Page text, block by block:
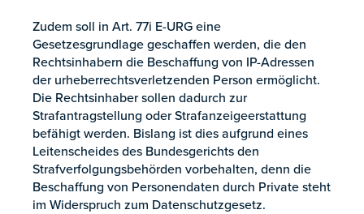
Zudem soll in Art. 77i E-URG eine
Gesetzesgrundlage geschaffen werden, die den
Rechtsinhabern die Beschaffung von IP-Adressen
der urheberrechtsverletzenden Person ermöglicht.
Die Rechtsinhaber sollen dadurch zur
Strafantragstellung oder Strafanzeigeerstattung
befähigt werden. Bislang ist dies aufgrund eines
Leitenscheides des Bundesgerichts den
Strafverfolgungsbehörden vorbehalten, denn die
Beschaffung von Personendaten durch Private steht
im Widerspruch zum Datenschutzgesetz.